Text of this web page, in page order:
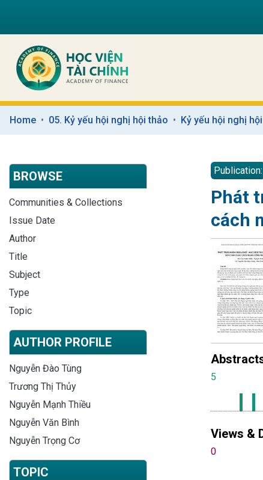
Home 05. Kỷ yếu hội nghị hội thảo Kỷ yếu hội nghị
BROWSE
Communities & Collections
Issue Date
Author
Title
Subject
Type
Topic
AUTHOR PROFILE
Nguyễn Đào Tùng
Trương Thị Thủy
Nguyễn Mạnh Thiều
Nguyễn Văn Bình
Nguyễn Trọng Cơ
TOPIC
Publication:
Phát
cách
5
Views &
0